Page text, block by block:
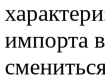
импорта